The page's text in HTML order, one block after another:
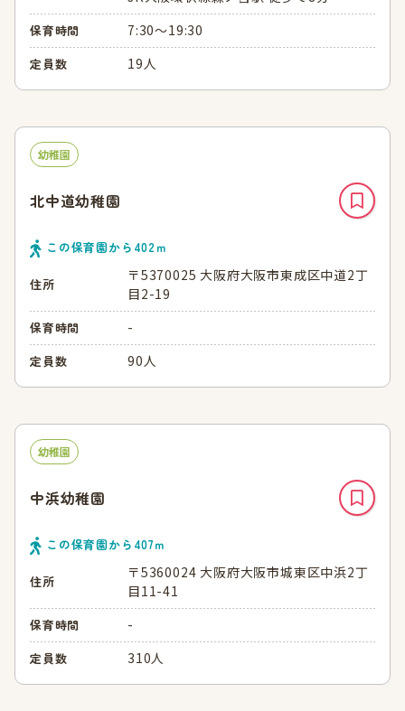
保育時間 7:30～19:30
定員数 19人
幼稚園
北中道幼稚園
この保育園から 402ｍ
住所
〒5370025 大阪府大阪市東成区中道2丁
目2-19
保育時間 -
定員数 90人
幼稚園
中浜幼稚園
この保育園から 407ｍ
住所
〒5360024 大阪府大阪市城東区中浜2丁
目11-41
保育時間 -
定員数 310人